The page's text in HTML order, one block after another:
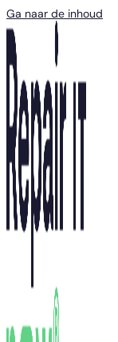
Ga naar de inhoud